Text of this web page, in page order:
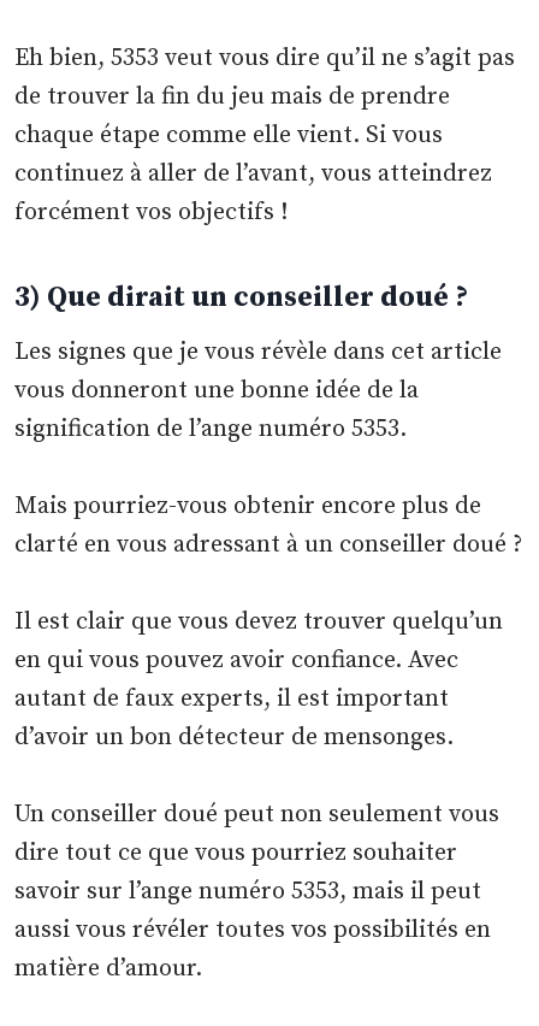
Eh bien, 5353 veut vous dire qu’il ne s’agit pas
de trouver la fin du jeu mais de prendre
chaque étape comme elle vient. Si vous
continuez à aller de l’avant, vous atteindrez
forcément vos objectifs !
3) Que dirait un conseiller doué ?
Les signes que je vous révèle dans cet article
vous donneront une bonne idée de la
signification de l’ange numéro 5353.
Mais pourriez-vous obtenir encore plus de
clarté en vous adressant à un conseiller doué ?
Il est clair que vous devez trouver quelqu’un
en qui vous pouvez avoir confiance. Avec
autant de faux experts, il est important
d’avoir un bon détecteur de mensonges.
Un conseiller doué peut non seulement vous
dire tout ce que vous pourriez souhaiter
savoir sur l’ange numéro 5353, mais il peut
aussi vous révéler toutes vos possibilités en
matière d’amour.